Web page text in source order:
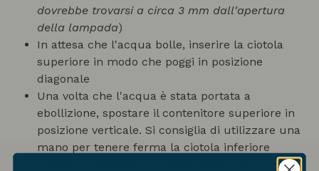
dovrebbe trovarsi a circa 3 mm dall'apertura
della lampada)
In attesa che l'acqua bolle, inserire la ciotola
superiore in modo che poggi in posizione
diagonale
Una volta che l'acqua è stata portata a
ebollizione, spostare il contenitore superiore in
posizione verticale. Si consiglia di utilizzare una
mano per tenere ferma la ciotola inferiore